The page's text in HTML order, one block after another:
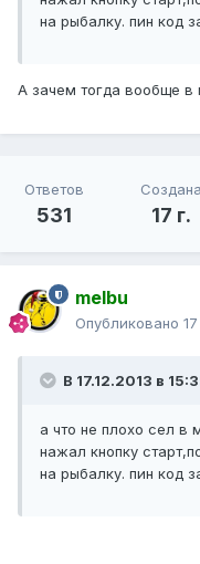
на рыбалку. пин код
А зачем тогда вообще в
Ответов
531
Создана
17 г.
melbu
Опубликовано
В 17.12.2013 в
а что не плохо сел в
нажал кнопку
на рыбалку. пин код